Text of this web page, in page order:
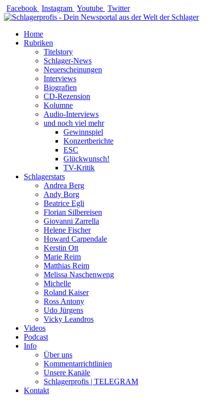
Zum
Inhalt
Facebook Instagram Youtube Twitter
Home
Rubriken
Titelstory
Schlager-News
Neuerscheinungen
Interviews
Biografien
CD-Rezension
Kolumne
Audio-Interviews
und noch viel mehr
Gewinnspiel
Konzertberichte
ESC
Glückwunsch!
TV-Kritik
Schlagerstars
Andrea Berg
Andy Borg
Beatrice Egli
Florian Silbereisen
Giovanni Zarrella
Helene Fischer
Howard Carpendale
Kerstin Ott
Marie Reim
Matthias Reim
Melissa Naschenweng
Michelle
Roland Kaiser
Ross Antony
Udo Jürgens
Vicky Leandros
Videos
Podcast
Info
Über uns
Kommentarrichtlinien
Unsere Kanäle
Schlagerprofis | TELEGRAM
Kontakt